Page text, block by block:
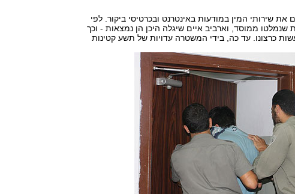
שירותי המין במודעות באינטרנט ובכרטיסי ביקור. לפי
שנמלטו ממוסד, וארביב איים שיגלה היכן הן נמצאות - וכך
כרצונו. עד כה, בידי המשטרה עדויות של תשע קטינות